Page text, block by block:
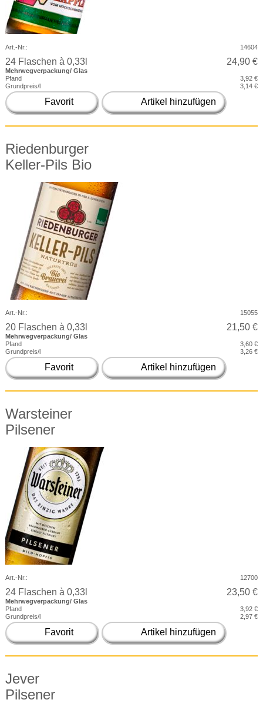
Art.-Nr.: 14604
24 Flaschen à 0,33l 24,90 €
Mehrwegverpackung/ Glas
Pfand
3,92 €
Grundpreis/l
3,14 €
Favorit Artikel hinzufügen
Riedenburger
Keller-Pils Bio
Art.-Nr.: 15055
20 Flaschen à 0,33l 21,50 €
Mehrwegverpackung/ Glas
Pfand
3,60 €
Grundpreis/l
3,26 €
Favorit Artikel hinzufügen
Warsteiner
Pilsener
Art.-Nr.: 12700
24 Flaschen à 0,33l 23,50 €
Mehrwegverpackung/ Glas
Pfand
3,92 €
Grundpreis/l
2,97 €
Favorit Artikel hinzufügen
Jever
Pilsener